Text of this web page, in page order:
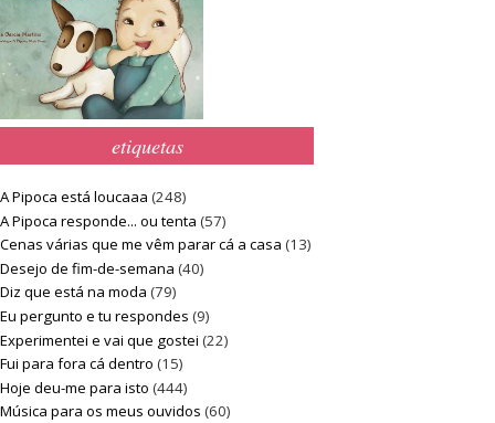
etiquetas
A Pipoca está loucaaa (248)
A Pipoca responde... ou tenta (57)
Cenas várias que me vêm parar cá a casa (13)
Desejo de fim-de-semana (40)
Diz que está na moda (79)
Eu pergunto e tu respondes (9)
Experimentei e vai que gostei (22)
Fui para fora cá dentro (15)
Hoje deu-me para isto (444)
Música para os meus ouvidos (60)